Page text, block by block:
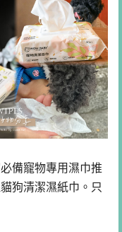
備寵物專用濕巾推
狗清潔濕紙巾。只